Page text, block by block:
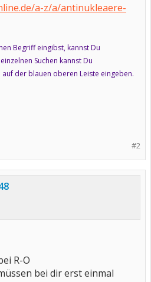
a-z/a/antinukleaere-
Begriff eingibst, kannst Du
Suchen kannst Du
der blauen oberen Leiste eingeben.
#2
R-O
bei dir erst einmal